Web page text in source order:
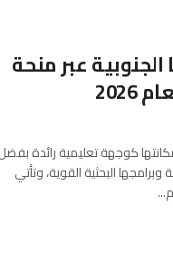
عبر منحة
كوجهة تعليمية رائدة
البحثية القوية، وتأتي